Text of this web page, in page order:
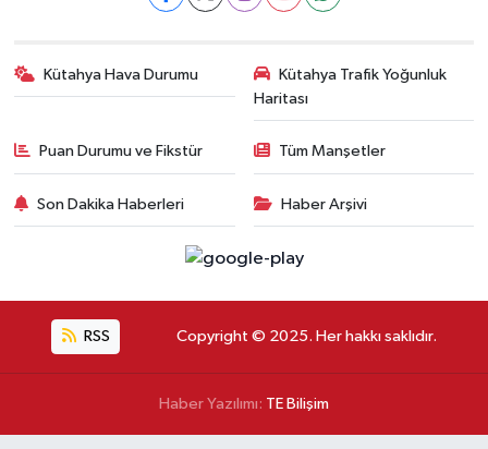
Kütahya Hava Durumu
Kütahya Trafik Yoğunluk
Haritası
Puan Durumu ve Fikstür Tüm Manşetler
Son Dakika Haberleri Haber Arşivi
RSS Copyright © 2025. Her hakkı saklıdır.
Haber Yazılımı: TE Bilişim